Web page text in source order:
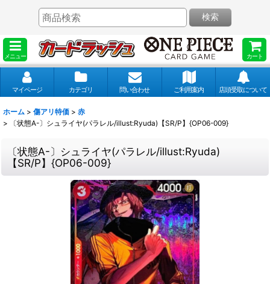
メニュー カート
検索
マイページ カテゴリ 問い合わせ ご利用案内 店頭受取について
ホーム > 傷アリ特価 > 赤
>
〔状態A-〕シュライヤ(パラレル/illust:Ryuda)【SR/P】{OP06-009}
〔状態A-〕シュライヤ(パラレル/illust:Ryuda)
【SR/P】{OP06-009}